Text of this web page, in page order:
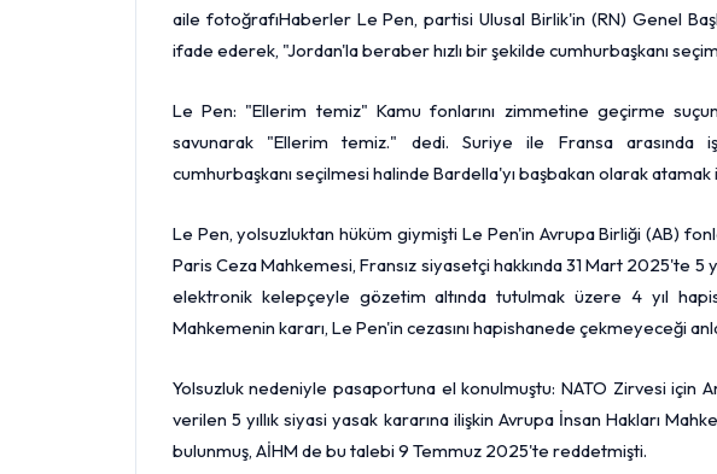
aile fotoğrafıHaberler Le Pen, partisi Ulusal Birlik'in (RN) Genel
ifade ederek, "Jordan'la beraber hızlı bir şekilde cumhurbaşkanı
Le Pen: "Ellerim temiz" Kamu fonlarını zimmetine geçirme
savunarak "Ellerim temiz." dedi. Suriye ile Fransa arasında
cumhurbaşkanı seçilmesi halinde Bardella'yı başbakan olarak atamak
Le Pen, yolsuzluktan hüküm giymişti Le Pen'in Avrupa Birliği (AB)
Paris Ceza Mahkemesi, Fransız siyasetçi hakkında 31 Mart 2025'te 5
elektronik kelepçeyle gözetim altında tutulmak üzere 4 yıl
Mahkemenin kararı, Le Pen'in cezasını hapishanede çekmeyeceği
Yolsuzluk nedeniyle pasaportuna el konulmuştu: NATO Zirvesi için
verilen 5 yıllık siyasi yasak kararına ilişkin Avrupa İnsan Hakları
bulunmuş, AİHM de bu talebi 9 Temmuz 2025'te reddetmişti.